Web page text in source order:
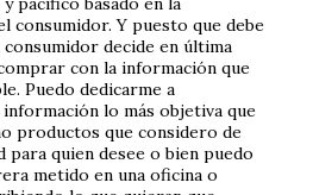
consumidor. Y puesto que debe
decide en última
con la información que
Puedo dedicarme a
lo más objetiva que
productos que considero de
para quien desee o bien puedo
metido en una oficina o